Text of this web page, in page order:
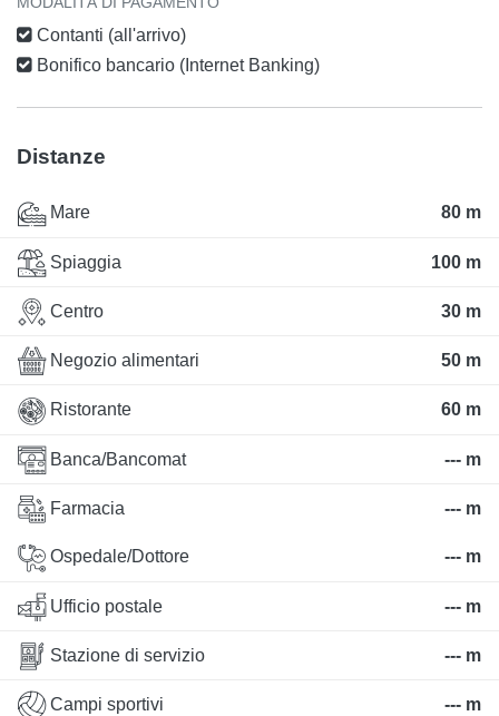
Contanti (all'arrivo)
Bonifico bancario (Internet Banking)
Distanze
Mare 80 m
Spiaggia 100 m
Centro 30 m
Negozio alimentari 50 m
Ristorante 60 m
Banca/Bancomat --- m
Farmacia --- m
Ospedale/Dottore --- m
Ufficio postale --- m
Stazione di servizio --- m
Campi sportivi --- m